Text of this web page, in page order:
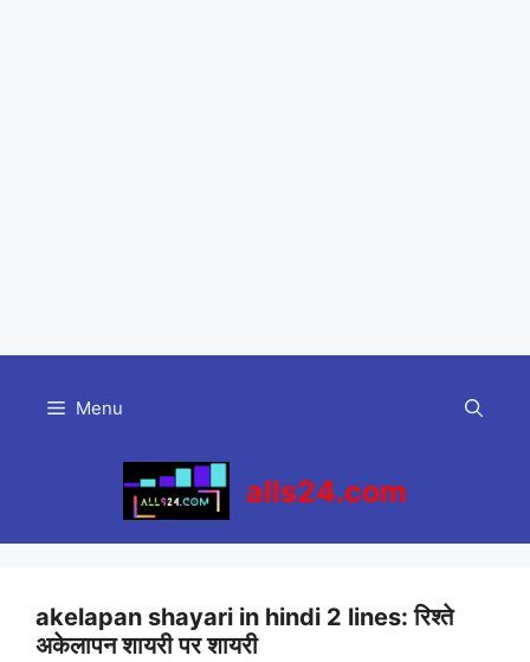
content
Menu
alls24.com
akelapan shayari in hindi 2 lines: रिश्ते
अकेलापन शायरी पर शायरी